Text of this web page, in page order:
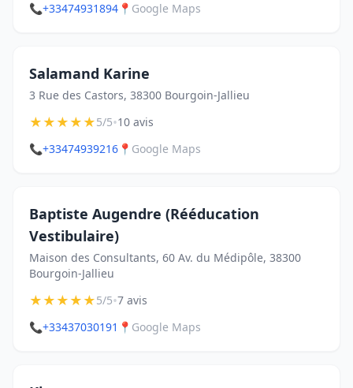
📞+33474931894 📍 Google Maps
Salamand Karine
3 Rue des Castors, 38300 Bourgoin-Jallieu
★★★★★5/5•10 avis
📞+33474939216 📍 Google Maps
Baptiste Augendre (Rééducation
Vestibulaire)
Maison des Consultants, 60 Av. du Médipôle, 38300
Bourgoin-Jallieu
★★★★★5/5•7 avis
📞+33437030191 📍 Google Maps